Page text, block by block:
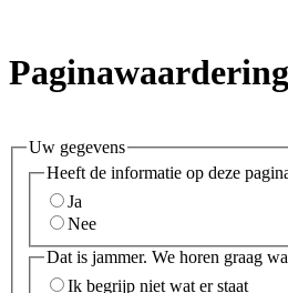
Paginawaardering
Uw gegevens
Heeft de informatie op deze
Ja
Nee
Dat is jammer. We horen graag
Ik begrijp niet wat er staat